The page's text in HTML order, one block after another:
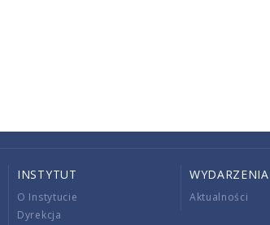
INSTYTUT
O Instytucie
Dyrekcja
WYDARZENIA
Aktualności